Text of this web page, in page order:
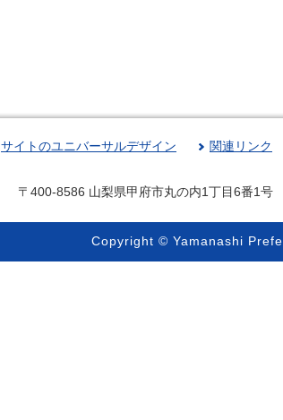
サイトのユニバーサルデザイン 関連リンク
〒400-8586 山梨県甲府市丸の内1丁目6番1号
Copyright © Yamanashi